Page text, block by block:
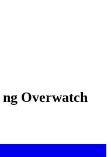
ng Overwatch